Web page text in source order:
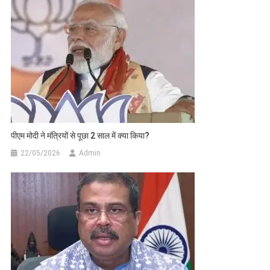
पीएम मोदी ने मंत्रियों से पूछा 2 साल में क्या किया?
22/05/2026 Admin